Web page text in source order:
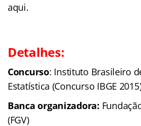
aqui.
Detalhes:
Concurso: Instituto Brasileiro
Estatística (Concurso IBGE
Banca organizadora:
(FGV)